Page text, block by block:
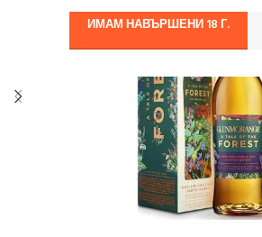
ИМАМ НАВЪРШЕНИ 18 Г.